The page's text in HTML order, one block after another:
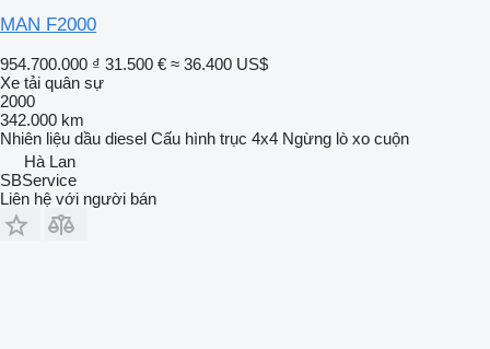
MAN F2000
954.700.000 ₫ 31.500 € ≈ 36.400 US$
Xe tải quân sự
2000
342.000 km
Nhiên liệu dầu diesel Cấu hình trục 4x4 Ngừng lò xo cuộn
Hà Lan
SBService
Liên hệ với người bán